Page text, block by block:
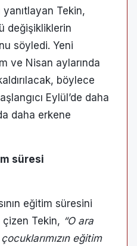
yanıtlayan Tekin,
değişikliklerin
söyledi. Yeni
ve Nisan aylarında
böylece
Eylül’de daha
daha erkene
süresi
eğitim süresini
çizen Tekin, “O ara
eğitim